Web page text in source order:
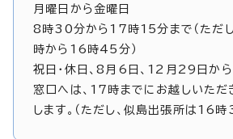
月曜日から金曜日
8時30分から17時15分まで（ただ
時から16時45分）
祝日・休日、8月6日、12月29日か
窓口へは、17時までにお越しいただ
します。（ただし、似島出張所は16時